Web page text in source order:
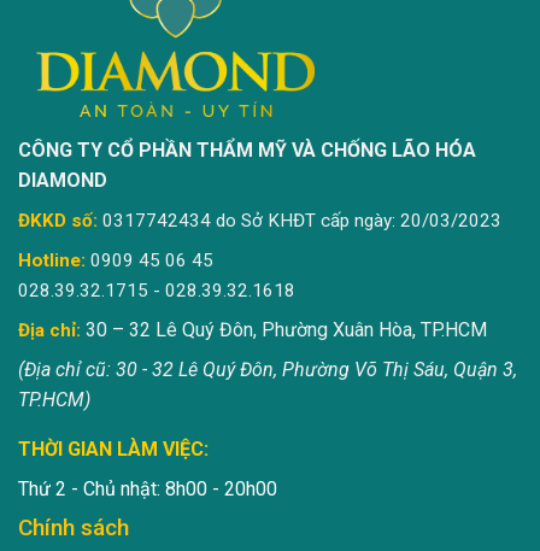
CÔNG TY CỔ PHẦN THẨM MỸ VÀ CHỐNG LÃO HÓA
DIAMOND
ĐKKD số: 0317742434 do Sở KHĐT cấp ngày: 20/03/2023
Hotline: 0909 45 06 45
028.39.32.1715 - 028.39.32.1618
Địa chỉ: 30 – 32 Lê Quý Đôn, Phường Xuân Hòa, TP.HCM
(Địa chỉ cũ: 30 - 32 Lê Quý Đôn, Phường Võ Thị Sáu, Quận 3,
TP.HCM)
THỜI GIAN LÀM VIỆC:
Thứ 2 - Chủ nhật: 8h00 - 20h00
Chính sách